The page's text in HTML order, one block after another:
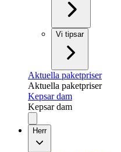
Vi tipsar
Aktuella paketpriser
Aktuella paketpriser
Kepsar dam
Kepsar dam
Herr